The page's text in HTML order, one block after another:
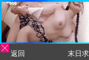
返回 末日